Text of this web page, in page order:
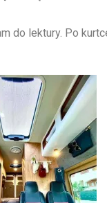
do lektury. Po